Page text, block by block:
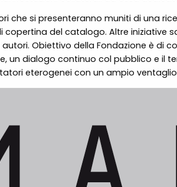
che si presenteranno muniti di una
copertina del catalogo. Altre iniziative
Obiettivo della Fondazione è di
un dialogo continuo col pubblico e il
eterogenei con un ampio